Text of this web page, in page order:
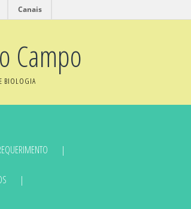
Canais
Campo
BIOLOGIA